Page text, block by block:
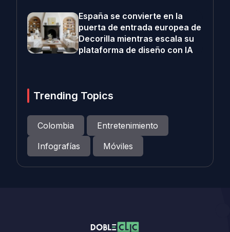
España se convierte en la
puerta de entrada europea de
Decorilla mientras escala su
plataforma de diseño con IA
Trending Topics
Colombia
Entretenimiento
Infografías
Móviles